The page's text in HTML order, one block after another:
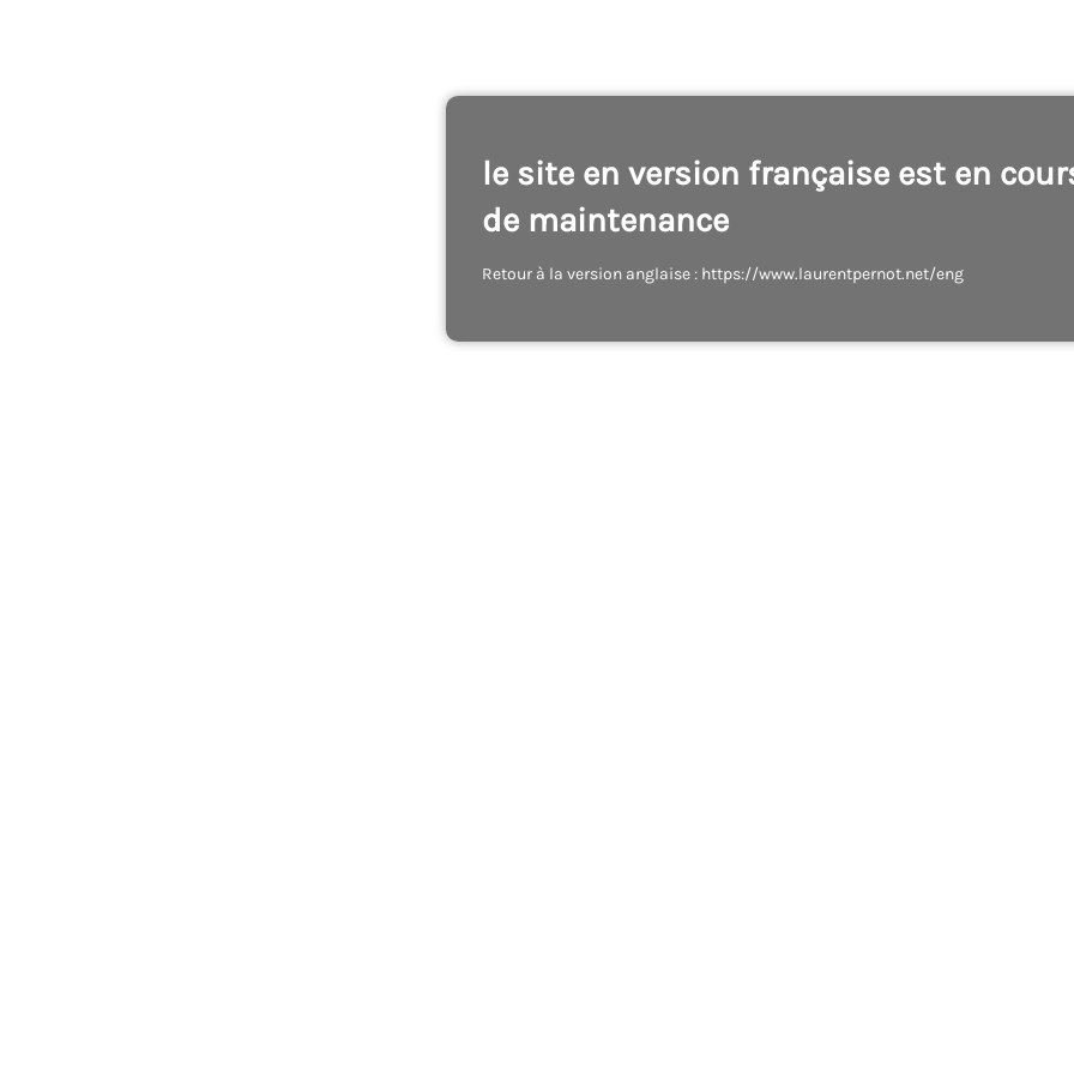
le site en version française est en
de maintenance
Retour à la version anglaise : https://www.laurentpernot.net/eng